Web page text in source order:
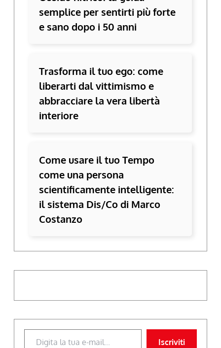
semplice per sentirti più forte
e sano dopo i 50 anni
Trasforma il tuo ego: come
liberarti dal vittimismo e
abbracciare la vera libertà
interiore
Come usare il tuo Tempo
come una persona
scientificamente intelligente:
il sistema Dis/Co di Marco
Costanzo
Digita la tua e-mail...
Iscriviti